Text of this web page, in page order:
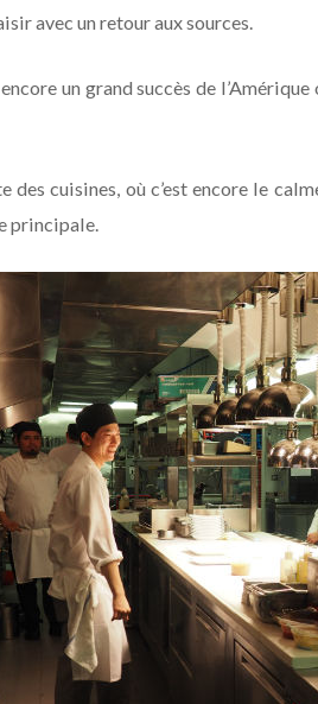
avec un retour aux sources.
un grand succès de
des cuisines, où c’est encore le
principale.